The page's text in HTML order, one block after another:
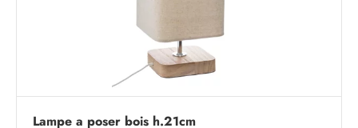
Lampe a poser bois h.21cm